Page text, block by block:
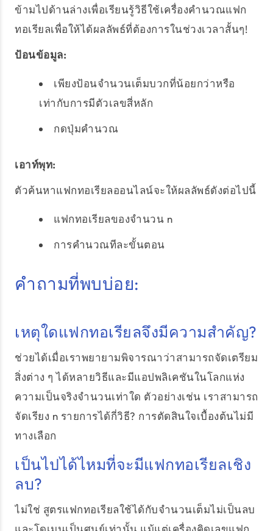
ข้ามไปด้านล่างเพื่อเรียนรู้วิธีใช้เครื่องคำนวณแฟก
ทอเรียลเพื่อให้ได้ผลลัพธ์ที่ต้องการในช่วงเวลาสั้นๆ!
ป้อนข้อมูล:
เพียงป้อนจำนวนเต็มบวกที่น้อยกว่าหรือ
เท่ากับการมีตัวเลขสี่หลัก
กดปุ่มคำนวณ
เอาท์พุท:
ตัวค้นหาแฟกทอเรียลออนไลน์จะให้ผลลัพธ์ดังต่อไปนี้
แฟกทอเรียลของจำนวน n
การคำนวณทีละขั้นตอน
คำถามที่พบบ่อย:
เหตุใดแฟกทอเรียลจึงมีความสำคัญ?
ช่วยได้เมื่อเราพยายามพิจารณาว่าสามารถจัดเตรียม
สิ่งต่าง ๆ ได้หลายวิธีและมีแอปพลิเคชันในโลกแห่ง
ความเป็นจริงจำนวนเท่าใด ตัวอย่างเช่น เราสามารถ
จัดเรียง n รายการได้กี่วิธี? การตัดสินใจเบื้องต้นไม่มี
ทางเลือก
เป็นไปได้ไหมที่จะมีแฟกทอเรียลเชิง
ลบ?
ไม่ใช่ สูตรแฟกทอเรียลใช้ได้กับจำนวนเต็มไม่เป็นลบ